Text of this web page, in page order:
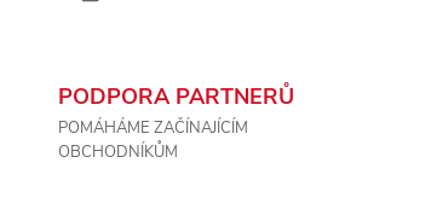
PODPORA PARTNERŮ
POMÁHÁME ZAČÍNAJÍCÍM
OBCHODNÍKŮM